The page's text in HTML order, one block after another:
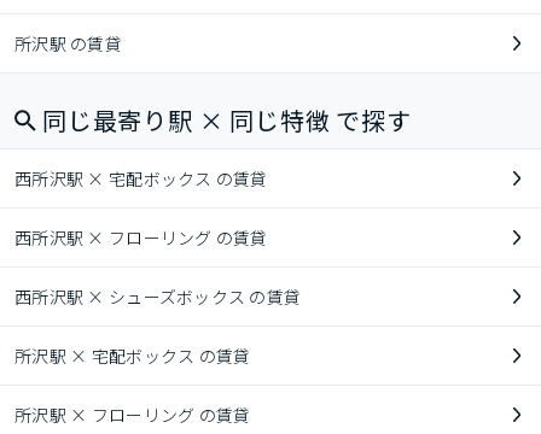
所沢駅 の賃貸
同じ最寄り駅 × 同じ特徴 で探す
西所沢駅 × 宅配ボックス の賃貸
西所沢駅 × フローリング の賃貸
西所沢駅 × シューズボックス の賃貸
所沢駅 × 宅配ボックス の賃貸
所沢駅 × フローリング の賃貸